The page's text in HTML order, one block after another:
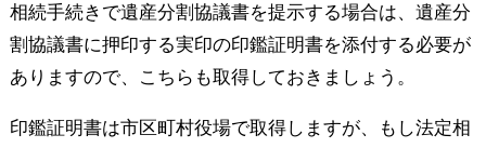
相続手続きで遺産分割協議書を提示する場合は、遺産分
割協議書に押印する実印の印鑑証明書を添付する必要が
ありますので、こちらも取得しておきましょう。
印鑑証明書は市区町村役場で取得しますが、もし法定相